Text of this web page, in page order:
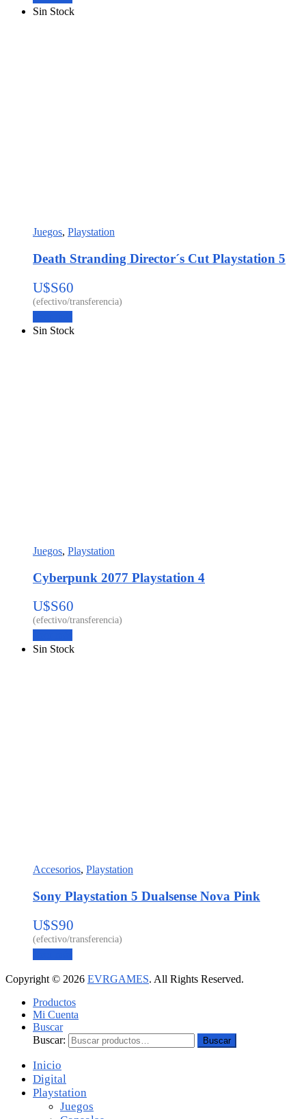
Sin Stock
Juegos, Playstation
Death Stranding Director´s Cut Playstation 5
U$S60
Sin Stock
Juegos, Playstation
Cyberpunk 2077 Playstation 4
U$S60
Sin Stock
Accesorios, Playstation
Sony Playstation 5 Dualsense Nova Pink
U$S90
Copyright © 2026 EVRGAMES. All Rights Reserved.
Productos
Mi Cuenta
Buscar
Buscar:
Buscar
Inicio
Digital
Playstation
Juegos